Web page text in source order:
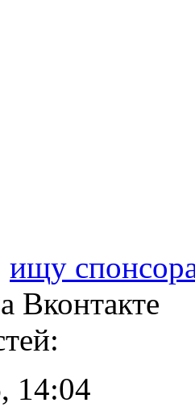
ищу
Вконтакте
14:04